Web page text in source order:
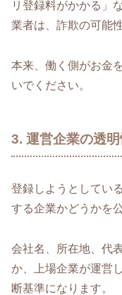
リ登録料がかかる」
業者は、詐欺の可能
本来、働く側がお金
いでください。
3. 運営企業の透
登録しようとしてい
する企業かどうかを
会社名、所在地、代
か、上場企業が運営
断基準になります。